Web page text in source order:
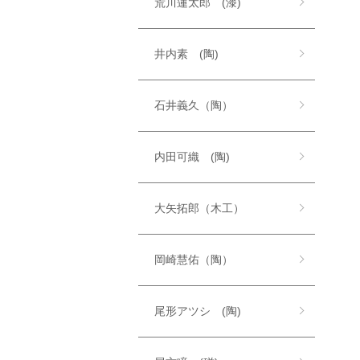
井内素 (陶)
石井義久（陶）
内田可織 (陶)
大矢拓郎（木工）
岡崎慧佑（陶）
尾形アツシ (陶)